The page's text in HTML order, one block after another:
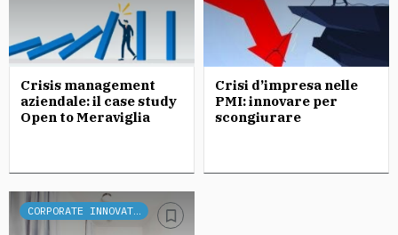
Crisis management
aziendale: il case study
Open to Meraviglia
Crisi d’impresa nelle
PMI: innovare per
scongiurare
CORPORATE INNOVATION